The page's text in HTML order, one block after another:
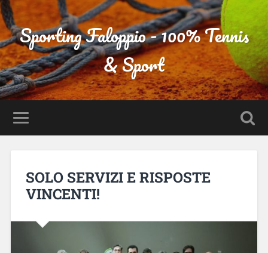
Sporting Faloppio - 100% Tennis
& Sport
SOLO SERVIZI E RISPOSTE
VINCENTI!